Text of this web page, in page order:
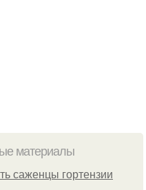
материалы
саженцы гортензии